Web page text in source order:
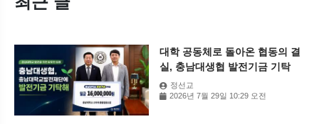
대학 공동체로 돌아온 협동의 결
실, 충남대생협 발전기금 기탁
정선교
2026년 7월 29일 10:29 오전